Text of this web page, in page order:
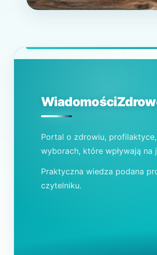
Portal o zdrowiu,
wyborach, które wpływają na
Praktyczna wiedza podana
czytelniku.